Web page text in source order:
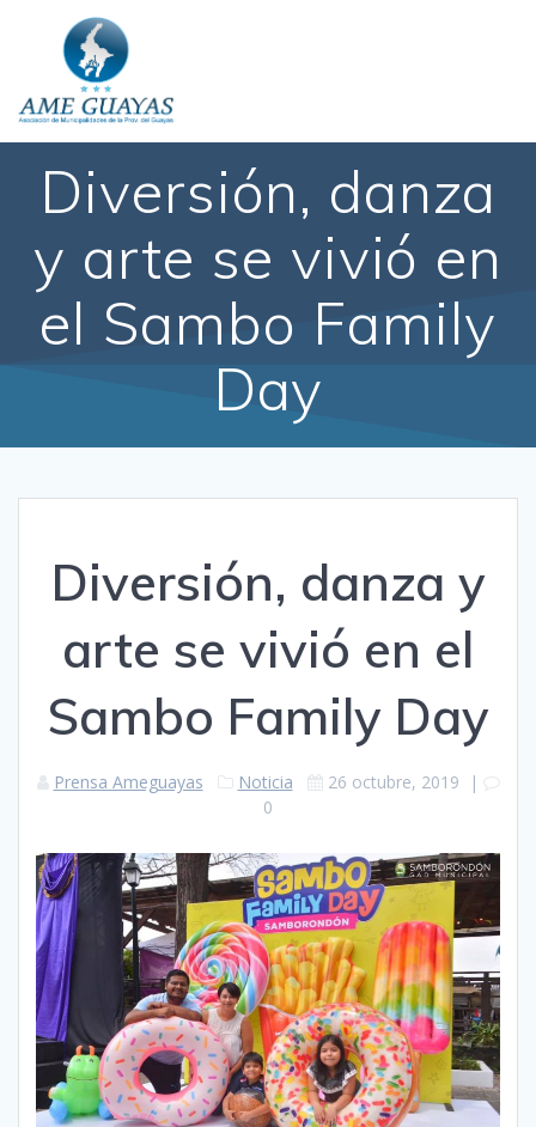
Diversión, danza
y arte se vivió en
el Sambo Family
Day
Diversión, danza y
arte se vivió en el
Sambo Family Day
Prensa Ameguayas Noticia 26 octubre, 2019 |
0